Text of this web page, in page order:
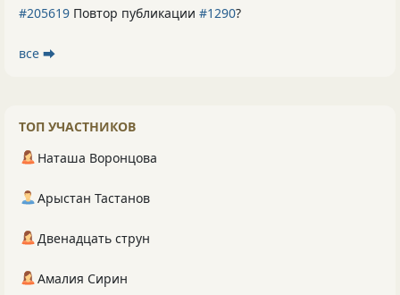
#205619 Повтор публикации #1290?
все ⮕
ТОП УЧАСТНИКОВ
Наташа Воронцова
Арыстан Тастанов
Двенадцать струн
Амалия Сирин